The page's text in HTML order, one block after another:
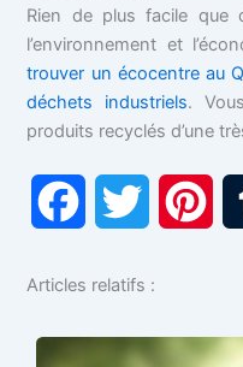
Rien de plus facile que
l’environnement et
trouver un écocentre au
déchets industriels.
produits recyclés d’une
Articles relatifs :